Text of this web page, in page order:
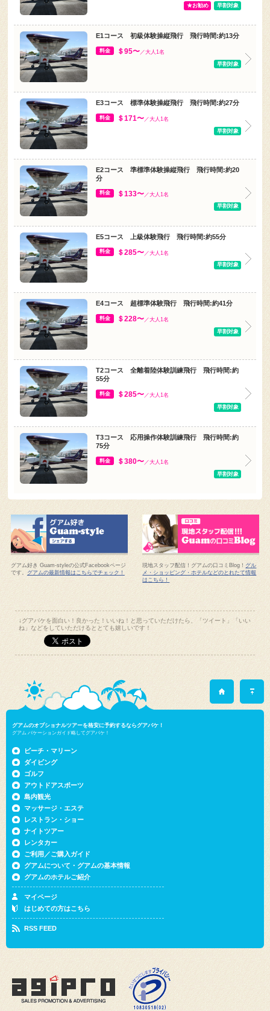
早割対象
★お勧め
E1コース 初級体験操縦飛行 飛行時間:約13分
料金 ＄95〜／大人1名
早割対象
E3コース 標準体験操縦飛行 飛行時間:約27分
料金 ＄171〜 ／大人1名
早割対象
E2コース 準標準体験操縦飛行 飛行時間:約20
分
料金 ＄133〜 ／大人1名
早割対象
E5コース 上級体験飛行 飛行時間:約55分
料金 ＄285〜 ／大人1名
早割対象
E4コース 超標準体験飛行 飛行時間:約41分
料金 ＄228〜／大人1名
早割対象
T2コース 全離着陸体験訓練飛行 飛行時間:約
55分
料金 ＄285〜／大人1名
早割対象
T3コース 応用操作体験訓練飛行 飛行時間:約
75分
料金 ＄380〜 ／大人1名
早割対象
グアム好き Guam-styleの公式Facebookページ
です。
グアムの最新情報はこちらでチェック！
現地スタッフ配信！グアムの口コミBlog！ グル
メ・ショッピング・ホテルなどのとれたて情報
はこちら！
↓グアバケを面白い！良かった！いいね！と思っていただけたら、「ツイート」「いい
ね」などをしていただけるととても嬉しいです！
グアムのオプショナルツアーを格安に予約するならグアバケ！
グアム バケーションガイド略してグアバケ！
ビーチ・マリーン
ダイビング
ゴルフ
アウトドアスポーツ
島内観光
マッサージ・エステ
レストラン・ショー
ナイトツアー
レンタカー
ご利用／ご購入ガイド
グアムについて・グアムの基本情報
グアムのホテルご紹介
マイページ
はじめての方はこちら
RSS FEED